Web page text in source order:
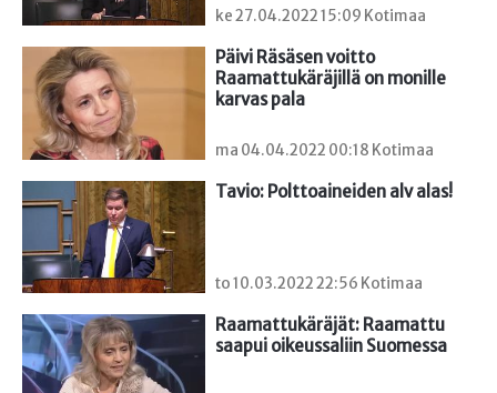
ke 27.04.2022 15:09 Kotimaa
Päivi Räsäsen voitto
Raamattukäräjillä on monille
karvas pala
ma 04.04.2022 00:18 Kotimaa
Tavio: Polttoaineiden alv alas!
to 10.03.2022 22:56 Kotimaa
Raamattukäräjät: Raamattu
saapui oikeussaliin Suomessa